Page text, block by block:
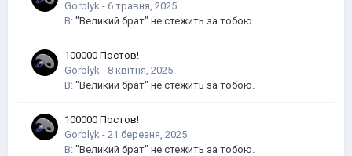
Gorblyk -
В: "Великий брат" не стежить за тобою.
100000 Постов!
Gorblyk -
В: "Великий брат" не стежить за тобою.
100000 Постов!
Gorblyk -
В: "Великий брат" не стежить за тобою.